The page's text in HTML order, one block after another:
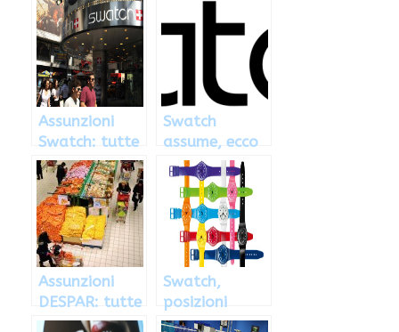
Assunzioni
Swatch: tutte
le posizioni
disponibili
Swatch
assume, ecco
come inviare il
curriculum e
candidarsi
Assunzioni
DESPAR: tutte
le offerte
Swatch,
posizioni
lavorative